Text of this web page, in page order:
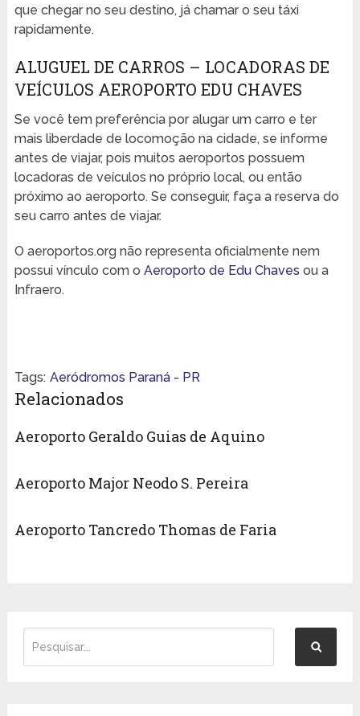
que chegar no seu destino, já chamar o seu táxi
rapidamente.
ALUGUEL DE CARROS – LOCADORAS DE
VEÍCULOS AEROPORTO EDU CHAVES
Se você tem preferência por alugar um carro e ter
mais liberdade de locomoção na cidade, se informe
antes de viajar, pois muitos aeroportos possuem
locadoras de veículos no próprio local, ou então
próximo ao aeroporto. Se conseguir, faça a reserva do
seu carro antes de viajar.
O aeroportos.org não representa oficialmente nem
possui vínculo com o Aeroporto de Edu Chaves ou a
Infraero.
Tags: Aeródromos Paraná - PR
Relacionados
Aeroporto Geraldo Guias de Aquino
Aeroporto Major Neodo S. Pereira
Aeroporto Tancredo Thomas de Faria